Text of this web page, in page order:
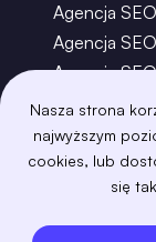
Nasza strona
najwyższym
cookies, lub
się
Agencja
Agencja
Agencja
Agencja
Agencja